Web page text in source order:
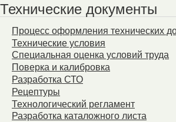
Технические документы
Процесс оформления технических
Технические условия
Специальная оценка условий труда
Поверка и калибровка
Разработка СТО
Рецептуры
Технологический регламент
Разработка каталожного листа